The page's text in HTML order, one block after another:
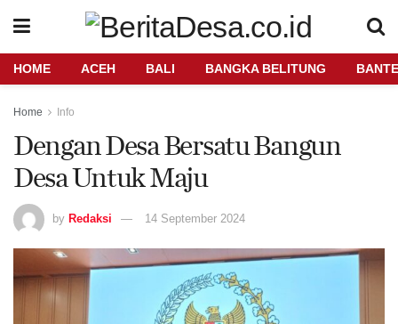
HOME ACEH BALI BANGKA BELITUNG
Home Info
Dengan Desa Bersatu Bangun
Desa Untuk Maju
by Redaksi 14 September 2024